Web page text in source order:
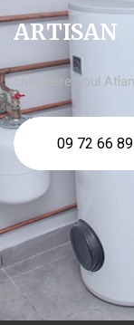
ARTISAN
chaudière fioul
09 72 66